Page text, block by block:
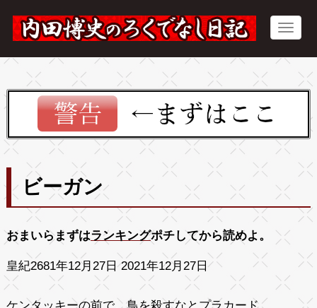
ビーガン
おまいらまずはランキングポチしてから読めよ。
皇紀2681年12月27日 2021年12月27日
ケンタッキーの前で、鳥を殺すなとプラカード